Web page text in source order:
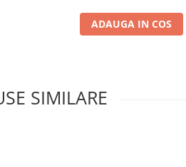
ADAUGA IN COS
SIMILARE